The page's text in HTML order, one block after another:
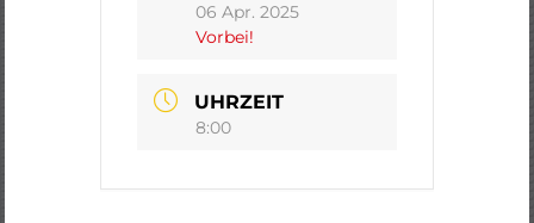
06 Apr. 2025
Vorbei!
UHRZEIT
8:00